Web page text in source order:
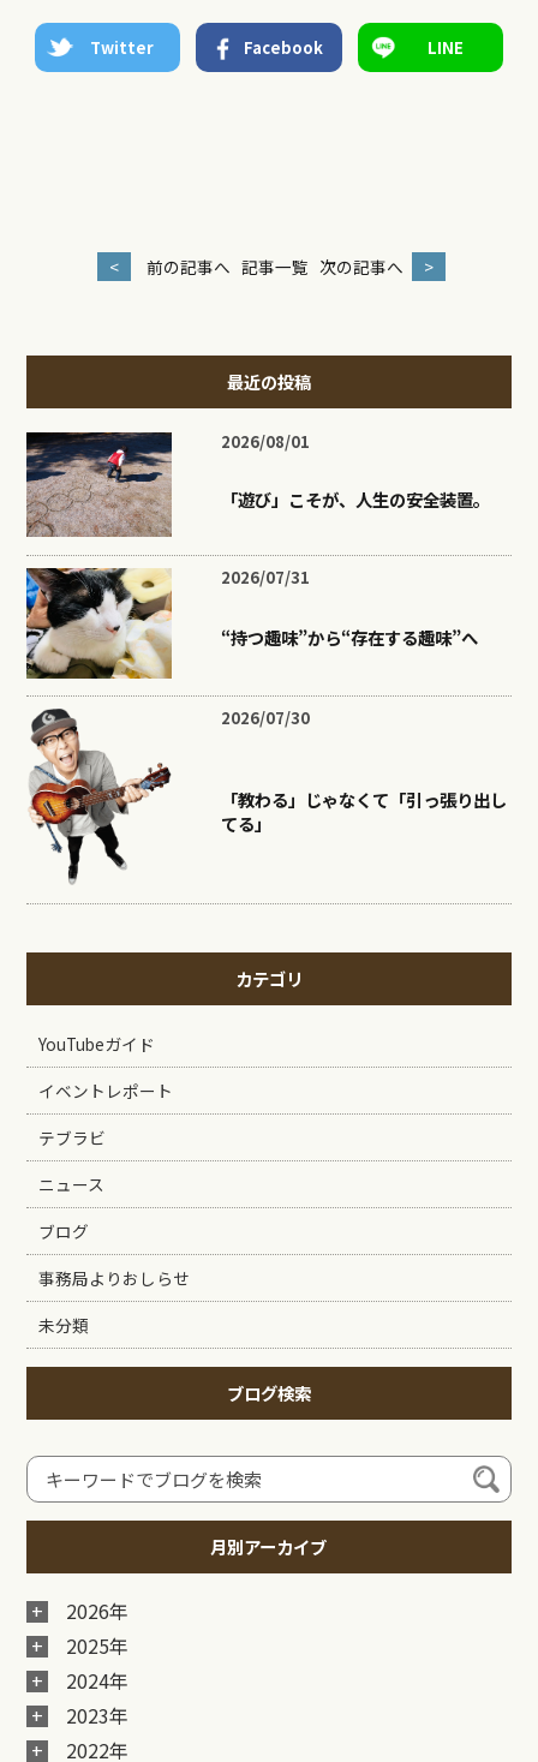
Twitter Facebook LINE
< 前の記事へ 記事一覧 次の記事へ >
最近の投稿
2026/08/01
「遊び」こそが、人生の安全装置。
2026/07/31
“持つ趣味”から“存在する趣味”へ
2026/07/30
「教わる」じゃなくて「引っ張り出し
てる」
カテゴリ
YouTubeガイド
イベントレポート
テブラビ
ニュース
ブログ
事務局よりおしらせ
未分類
ブログ検索
月別アーカイブ
2026年
2025年
2024年
2023年
2022年